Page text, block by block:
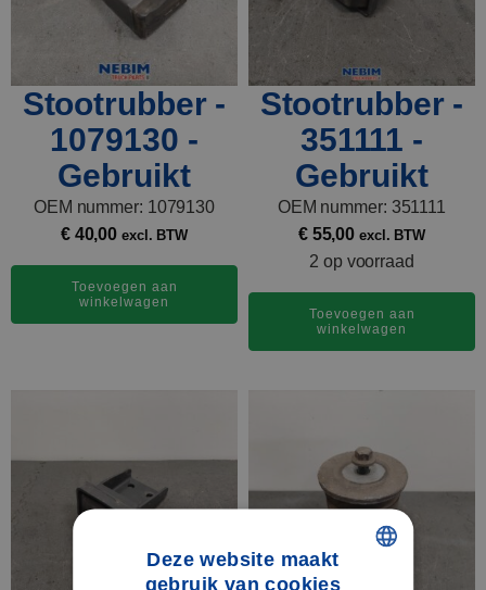
Stootrubber -
1079130 -
Gebruikt
OEM nummer: 1079130
€40,00 excl. BTW
Toevoegen aan
winkelwagen
Stootrubber -
351111 -
Gebruikt
OEM nummer: 351111
€55,00 excl. BTW
2 op voorraad
Toevoegen aan
winkelwagen
Deze website maakt
gebruik van cookies